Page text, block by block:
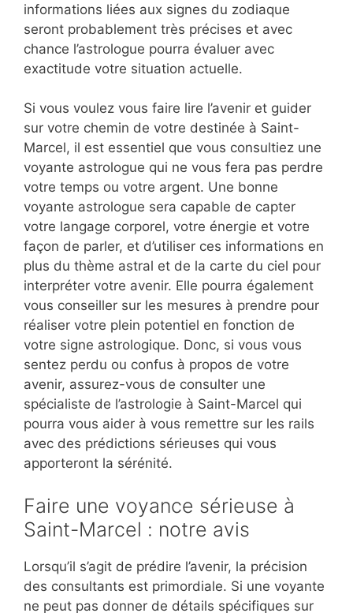
informations liées aux signes du zodiaque
seront probablement très précises et avec
chance l’astrologue pourra évaluer avec
exactitude votre situation actuelle.
Si vous voulez vous faire lire l’avenir et guider
sur votre chemin de votre destinée à Saint-
Marcel, il est essentiel que vous consultiez une
voyante astrologue qui ne vous fera pas perdre
votre temps ou votre argent. Une bonne
voyante astrologue sera capable de capter
votre langage corporel, votre énergie et votre
façon de parler, et d’utiliser ces informations en
plus du thème astral et de la carte du ciel pour
interpréter votre avenir. Elle pourra également
vous conseiller sur les mesures à prendre pour
réaliser votre plein potentiel en fonction de
votre signe astrologique. Donc, si vous vous
sentez perdu ou confus à propos de votre
avenir, assurez-vous de consulter une
spécialiste de l’astrologie à Saint-Marcel qui
pourra vous aider à vous remettre sur les rails
avec des prédictions sérieuses qui vous
apporteront la sérénité.
Faire une voyance sérieuse à
Saint-Marcel : notre avis
Lorsqu’il s’agit de prédire l’avenir, la précision
des consultants est primordiale. Si une voyante
ne peut pas donner de détails spécifiques sur